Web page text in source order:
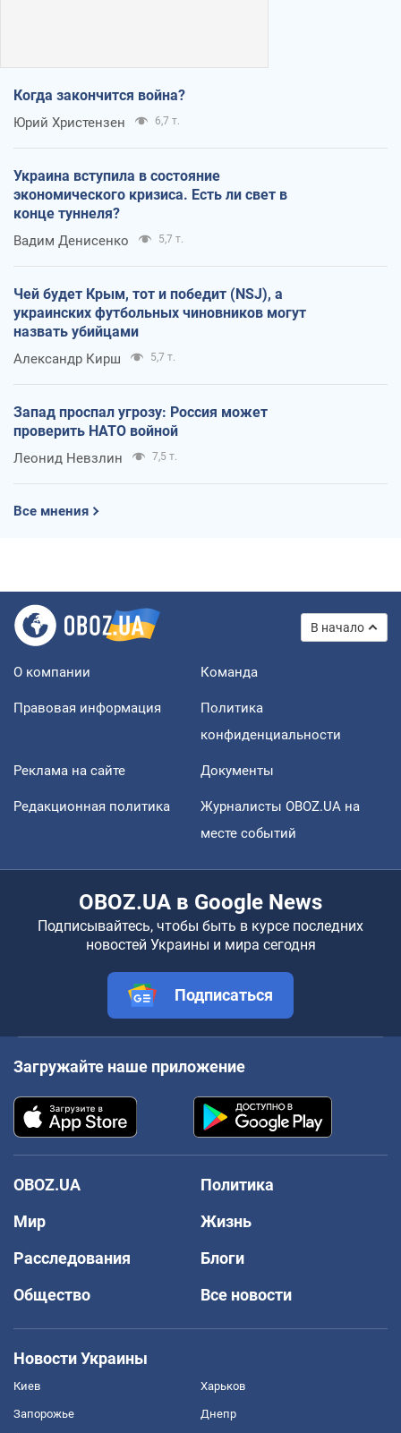
Когда закончится война?
Юрий Христензен 6,7 т.
Украина вступила в состояние
экономического кризиса. Есть ли свет в
конце туннеля?
Вадим Денисенко 5,7 т.
Чей будет Крым, тот и победит (NSJ), а
украинских футбольных чиновников могут
назвать убийцами
Александр Кирш 5,7 т.
Запад проспал угрозу: Россия может
проверить НАТО войной
Леонид Невзлин 7,5 т.
Все мнения
В начало
О компании Команда
Правовая информация
Политика
конфиденциальности
Реклама на сайте Документы
Редакционная политика
Журналисты OBOZ.UA на
месте событий
OBOZ.UA в Google News
Подписывайтесь, чтобы быть в курсе последних
новостей Украины и мира сегодня
Подписаться
Загружайте наше приложение
OBOZ.UA
Политика
Мир
Жизнь
Расследования
Блоги
Общество
Все новости
Новости Украины
Киев Харьков
Запорожье Днепр